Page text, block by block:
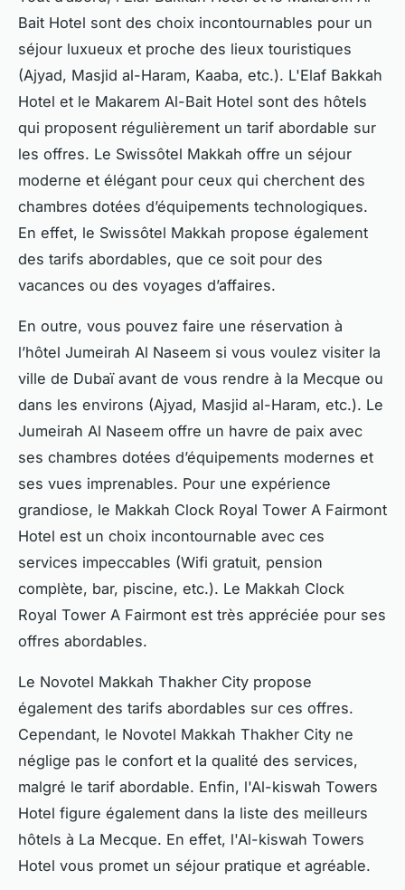
Bait Hotel sont des choix incontournables pour un
séjour luxueux et proche des lieux touristiques
(Ajyad, Masjid al-Haram, Kaaba, etc.). L'Elaf Bakkah
Hotel et le Makarem Al-Bait Hotel sont des hôtels
qui proposent régulièrement un tarif abordable sur
les offres. Le Swissôtel Makkah offre un séjour
moderne et élégant pour ceux qui cherchent des
chambres dotées d’équipements technologiques.
En effet, le Swissôtel Makkah propose également
des tarifs abordables, que ce soit pour des
vacances ou des voyages d’affaires.
En outre, vous pouvez faire une réservation à
l’hôtel Jumeirah Al Naseem si vous voulez visiter la
ville de Dubaï avant de vous rendre à la Mecque ou
dans les environs (Ajyad, Masjid al-Haram, etc.). Le
Jumeirah Al Naseem offre un havre de paix avec
ses chambres dotées d’équipements modernes et
ses vues imprenables. Pour une expérience
grandiose, le Makkah Clock Royal Tower A Fairmont
Hotel est un choix incontournable avec ces
services impeccables (Wifi gratuit, pension
complète, bar, piscine, etc.). Le Makkah Clock
Royal Tower A Fairmont est très appréciée pour ses
offres abordables.
Le Novotel Makkah Thakher City propose
également des tarifs abordables sur ces offres.
Cependant, le Novotel Makkah Thakher City ne
néglige pas le confort et la qualité des services,
malgré le tarif abordable. Enfin, l'Al-kiswah Towers
Hotel figure également dans la liste des meilleurs
hôtels à La Mecque. En effet, l'Al-kiswah Towers
Hotel vous promet un séjour pratique et agréable.